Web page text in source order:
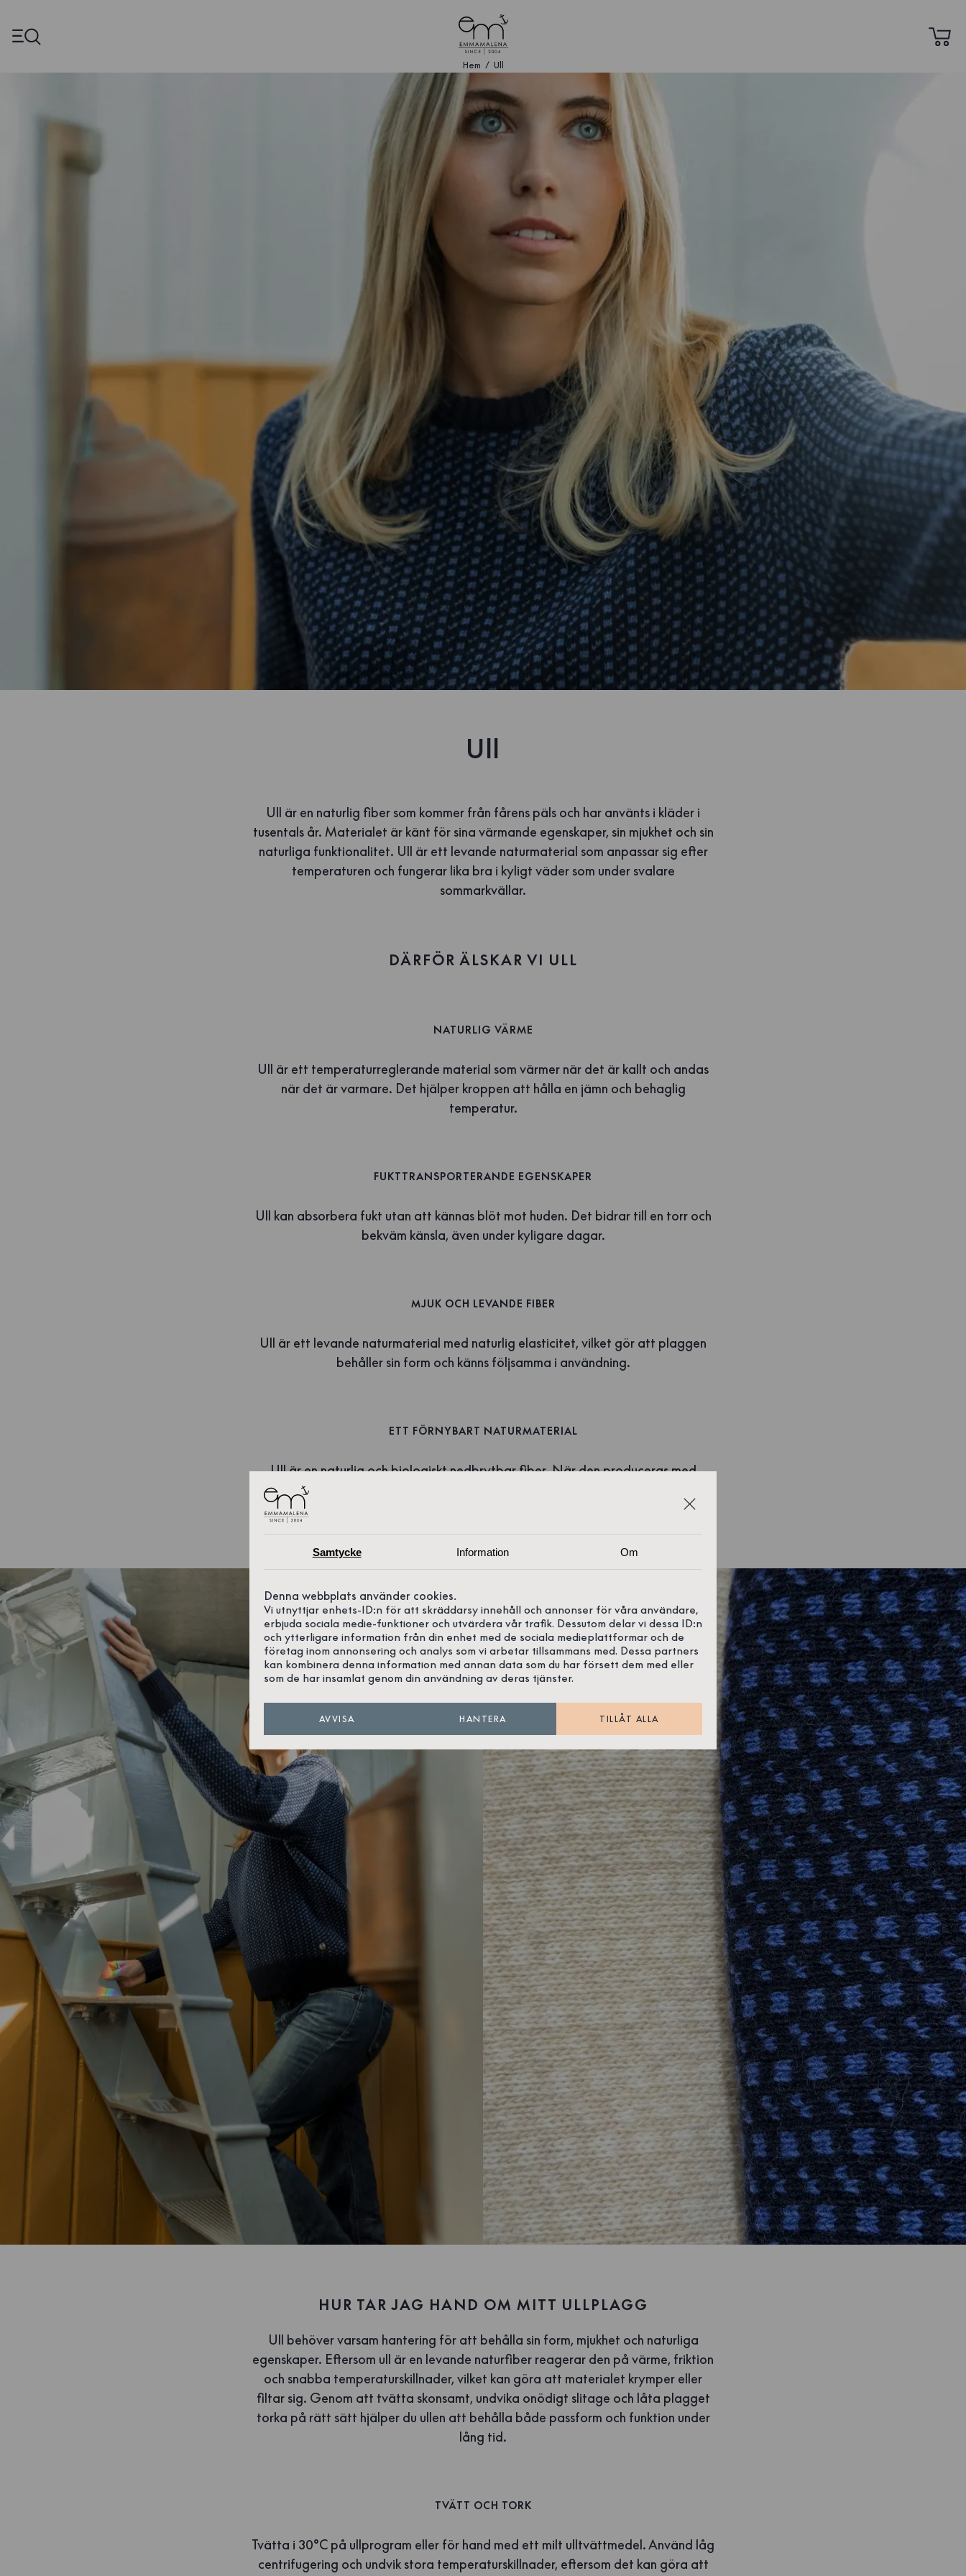
Hem Ull
Ull
Ull är en naturlig fiber som kommer från fårens päls och har använts i kläder i
tusentals år. Materialet är känt för sina värmande egenskaper, sin mjukhet och sin
naturliga funktionalitet. Ull är ett levande naturmaterial som anpassar sig efter
temperaturen och fungerar lika bra i kyligt väder som under svalare
sommarkvällar.
DÄRFÖR ÄLSKAR VI ULL
NATURLIG VÄRME
Ull är ett temperaturreglerande material som värmer när det är kallt och andas
när det är varmare. Det hjälper kroppen att hålla en jämn och behaglig
temperatur.
FUKTTRANSPORTERANDE EGENSKAPER
Ull kan absorbera fukt utan att kännas blöt mot huden. Det bidrar till en torr och
bekväm känsla, även under kyligare dagar.
MJUK OCH LEVANDE FIBER
Ull är ett levande naturmaterial med naturlig elasticitet, vilket gör att plaggen
behåller sin form och känns följsamma i användning.
ETT FÖRNYBART NATURMATERIAL
Ull är en naturlig och biologiskt nedbrytbar fiber. När den produceras med
omsorg och tas väl om hand kan ullplagg användas och uppskattas under många
HUR TAR JAG HAND OM MITT ULLPLAGG
Ull behöver varsam hantering för att behålla sin form, mjukhet och naturliga
egenskaper. Eftersom ull är en levande naturfiber reagerar den på värme, friktion
och snabba temperaturskillnader, vilket kan göra att materialet krymper eller
filtar sig. Genom att tvätta skonsamt, undvika onödigt slitage och låta plagget
torka på rätt sätt hjälper du ullen att behålla både passform och funktion under
lång tid.
TVÄTT OCH TORK
Tvätta i 30°C på ullprogram eller för hand med ett milt ulltvättmedel. Använd låg
centrifugering och undvik stora temperaturskillnader, eftersom det kan göra att
Samtycke Information Om
Denna webbplats använder cookies.
Vi utnyttjar enhets-ID:n för att skräddarsy innehåll och annonser för våra användare,
erbjuda sociala medie-funktioner och utvärdera vår trafik. Dessutom delar vi dessa ID:n
och ytterligare information från din enhet med de sociala medieplattformar och de
företag inom annonsering och analys som vi arbetar tillsammans med. Dessa partners
kan kombinera denna information med annan data som du har försett dem med eller
som de har insamlat genom din användning av deras tjänster.
AVVISA HANTERA TILLÅT ALLA